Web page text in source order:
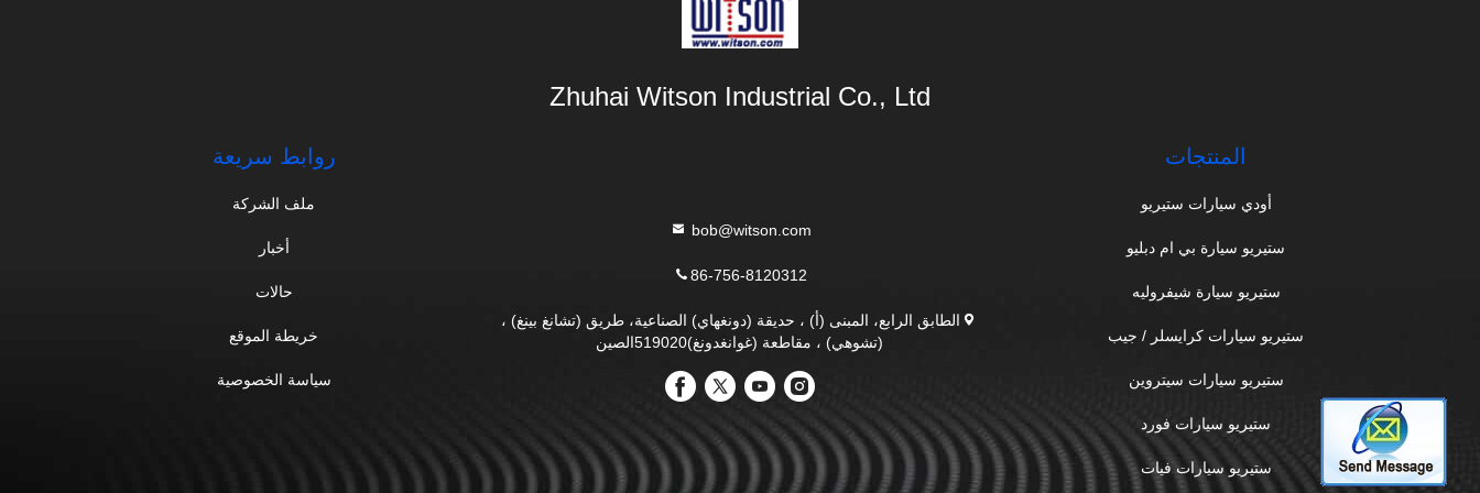
Zhuhai Witson Industrial Co., Ltd
المنتجات
أودي سيارات ستيريو
ستيريو سيارة بي ام دبليو
ستيريو سيارة شيفروليه
ستيريو سيارات كرايسلر / جيب
ستيريو سيارات سيتروين
ستيريو سيارات فورد
ستيريو سيارات فيات
bob@witson.com
86-756-8120312
الطابق الرابع، المبنى (أ) ، حديقة (دونغهاي) الصناعية، طريق (تشانغ بينغ) ،
(تشوهي) ، مقاطعة (غوانغدونغ)519020الصين
روابط سريعة
ملف الشركة
أخبار
حالات
خريطة الموقع
سياسة الخصوصية